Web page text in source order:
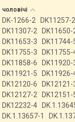
чоловічі
DK-1266-2 DK11257-2
DK11307-2
DK11650-
DK11653-3
DK11744-
DK11755-3
DK11755-
DK11858-6
DK11920-
DK11921-5
DK11926-
DK12120-6
DK12121-
DK12127-2
DK12151-
DK12232-4
DK.1.13657-1